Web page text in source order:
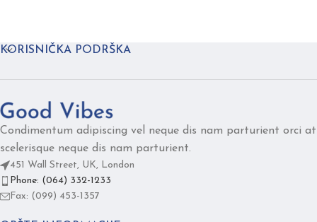
KORISNIČKA PODRŠKA
Condimentum adipiscing vel neque dis nam parturient orci at
scelerisque neque dis nam parturient.
451 Wall Street, UK, London
Phone: (064) 332-1233
Fax: (099) 453-1357